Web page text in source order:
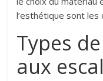
l’esthétique sont
Types
aux